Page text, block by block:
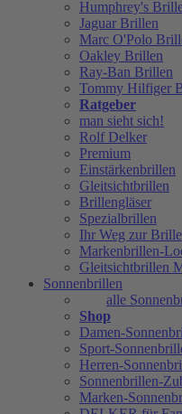
Humphrey's
Jaguar Brillen
Marc O'Polo
Oakley Brillen
Ray-Ban Brillen
Tommy Hilfiger
Ratgeber
man sieht sich!
Rolf Delker
Premium
Einstärkenbrillen
Gleitsichtbrillen
Brillengläser
Spezialbrillen
Ihr Weg zur Brille
Markenbrillen-
Gleitsichtbrillen
Sonnenbrillen
alle
Shop
Damen-
Sport-
Herren-
Sonnenbrillen-
Marken-